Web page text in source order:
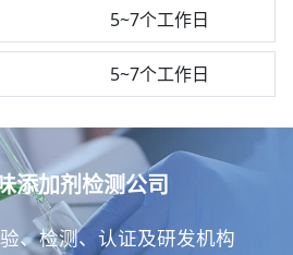
5~7个工作日
5~7个工作日
添加剂检测公司
、检测、认证及研发机构